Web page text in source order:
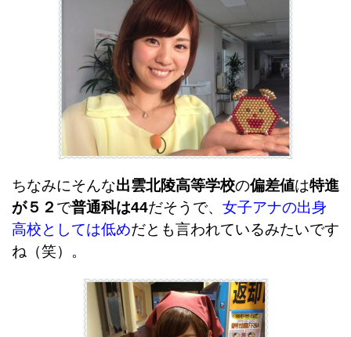
ちなみにそんな出雲北陵高等学校の偏差値は特進
が５２ で普通科は44だそうで、 女子アナの出身
高校としては低めだとも言われているみたいです
ね（笑）。